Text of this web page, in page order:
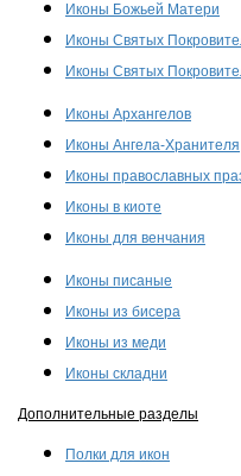
Иконы Божьей Матери
Иконы Святых
Иконы Святых
Иконы Архангелов
Иконы Ангела-Хранителя
Иконы православных
Иконы в киоте
Иконы для венчания
Иконы писаные
Иконы из бисера
Иконы из меди
Иконы складни
Дополнительные разделы
Полки для икон